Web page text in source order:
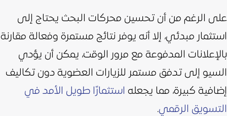
على الرغم من أن تحسين محركات البحث يحتاج إلى
استثمار مبدئي، إلا أنه يوفر نتائج مستمرة وفعالة مقارنة
بالإعلانات المدفوعة مع مرور الوقت، يمكن أن يؤدي
السيو إلى تدفق مستمر للزيارات العضوية دون تكاليف
إضافية كبيرة، مما يجعله استثمارًا طويل الأمد في
التسويق الرقمي.